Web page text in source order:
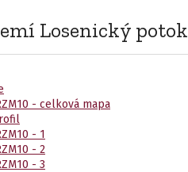
Losenický potok
- celková mapa
- 1
- 2
- 3